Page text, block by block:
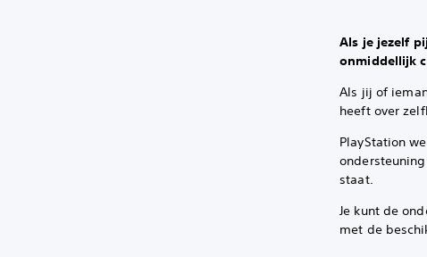
Als je jezelf
onmiddellijk
Als jij of
heeft over
PlayStation
staat.
Je kunt de
met de